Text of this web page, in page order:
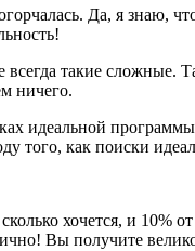
Да, я знаю,
такие сложные.
ничего.
идеальной
того, как поиски
хочется, и
Вы получите